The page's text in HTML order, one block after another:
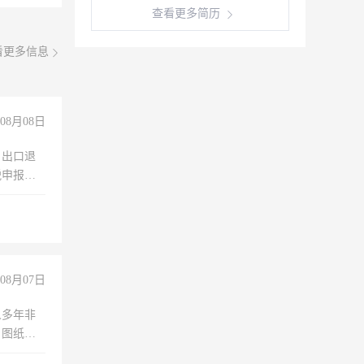
更多信息
08月08日
口退
报、
08月07日
年非
纸制
查看更多简历